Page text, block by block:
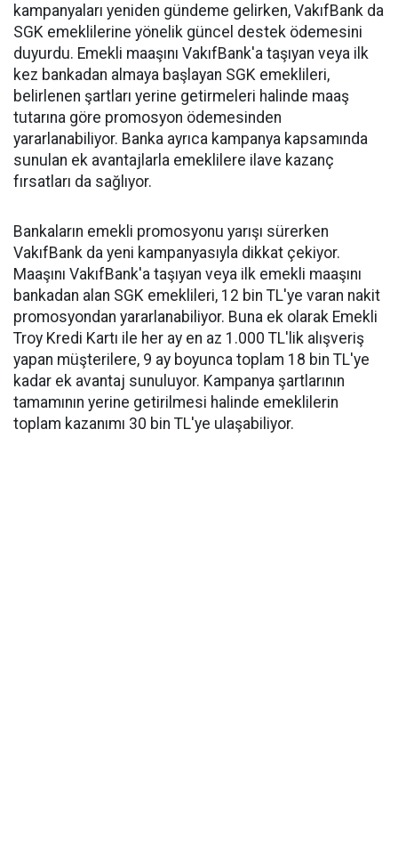
kampanyaları yeniden gündeme gelirken, VakıfBank da
SGK emeklilerine yönelik güncel destek ödemesini
duyurdu. Emekli maaşını VakıfBank'a taşıyan veya ilk
kez bankadan almaya başlayan SGK emeklileri,
belirlenen şartları yerine getirmeleri halinde maaş
tutarına göre promosyon ödemesinden
yararlanabiliyor. Banka ayrıca kampanya kapsamında
sunulan ek avantajlarla emeklilere ilave kazanç
fırsatları da sağlıyor.
Bankaların emekli promosyonu yarışı sürerken
VakıfBank da yeni kampanyasıyla dikkat çekiyor.
Maaşını VakıfBank'a taşıyan veya ilk emekli maaşını
bankadan alan SGK emeklileri, 12 bin TL'ye varan nakit
promosyondan yararlanabiliyor. Buna ek olarak Emekli
Troy Kredi Kartı ile her ay en az 1.000 TL'lik alışveriş
yapan müşterilere, 9 ay boyunca toplam 18 bin TL'ye
kadar ek avantaj sunuluyor. Kampanya şartlarının
tamamının yerine getirilmesi halinde emeklilerin
toplam kazanımı 30 bin TL'ye ulaşabiliyor.